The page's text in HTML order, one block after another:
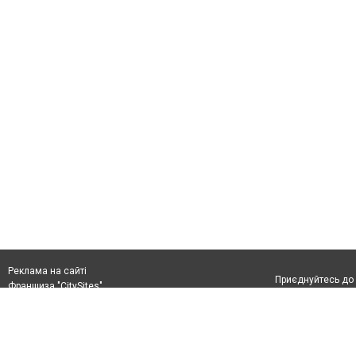
Реклама на сайті
Франшиза "CitySites"
Приєднуйтесь до